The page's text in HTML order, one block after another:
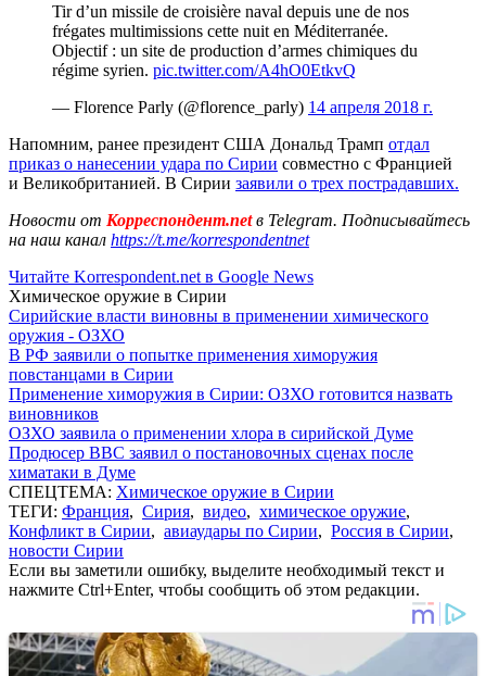
Tir d’un missile de croisière naval depuis une de nos
frégates multimissions cette nuit en Méditerranée.
Objectif : un site de production d’armes chimiques du
régime syrien. pic.twitter.com/A4hO0EtkvQ
— Florence Parly (@florence_parly) 14 апреля 2018 г.
Напомним, ранее президент США Дональд Трамп отдал
приказ о нанесении удара по Сирии совместно с Францией
и Великобританией. В Сирии заявили о трех пострадавших.
Новости от Корреспондент.netв Telegram. Подписывайтесь
на наш канал https://t.me/korrespondentnet
Читайте Korrespondent.net в Google News
Химическое оружие в Сирии
Сирийские власти виновны в применении химического
оружия - ОЗХО
В РФ заявили о попытке применения химоружия
повстанцами в Сирии
Применение химоружия в Сирии: ОЗХО готовится назвать
виновников
ОЗХО заявила о применении хлора в сирийской Думе
Продюсер BBC заявил о постановочных сценах после
химатаки в Думе
СПЕЦТЕМА: Химическое оружие в Сирии
ТЕГИ: Франция, Сирия, видео, химическое оружие,
Конфликт в Сирии, авиаудары по Сирии, Россия в Сирии,
новости Сирии
Если вы заметили ошибку, выделите необходимый текст и
нажмите Ctrl+Enter, чтобы сообщить об этом редакции.